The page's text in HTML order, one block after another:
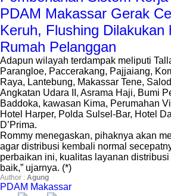
PDAM Makassar Gerak
Keruh, Flushing Dilakukan
Rumah Pelanggan
Adapun wilayah terdampak meliputi
Parangloe, Paccerakang, Pajjaiang,
Raya, Lantebung, Makassar Tene,
Angkatan Udara II, Asrama Haji, Bumi
Baddoka, kawasan Kima, Perumahan
Hotel Harper, Polda Sulsel-Bar, Hotel
D’Prima.
Rommy menegaskan, pihaknya akan
agar distribusi kembali normal
perbaikan ini, kualitas layanan
baik,” ujarnya. (*)
Author : Agung
PDAM Makassar